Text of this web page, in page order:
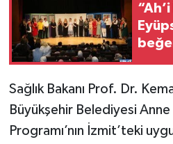
Sağlık Bakanı Prof. Dr.
Büyükşehir Belediyesi Anne
Programı’nın İzmit’teki